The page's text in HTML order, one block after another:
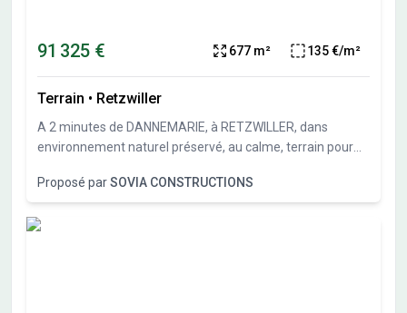
91 325 € 677 m² 135 €/m²
Terrain • Retzwiller
A 2 minutes de DANNEMARIE, à RETZWILLER, dans
environnement naturel préservé, au calme, terrain pour
sol possible et garage en sous-sol possible. Travaux de
viabilités démarrés. Terrais vendu viabilisé, libre de
constructeurs et architectes. Vente directe par
Proposé parSOVIA CONSTRUCTIONS